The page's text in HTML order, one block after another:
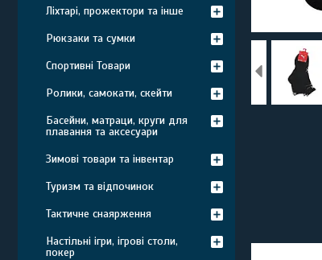
Ліхтарі, прожектори та інше
Рюкзаки та сумки
Спортивні Товари
Ролики, самокати, скейти
Басейни, матраци, круги для
плавання та аксесуари
Зимові товари та інвентар
Туризм та відпочинок
Тактичне снаярження
Настільні ігри, ігрові столи,
покер